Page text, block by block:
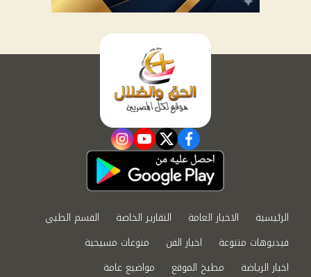
facebook
twitter
youtube
instagram
الرئيسية الاخبار العامة التقارير الخاصة
القسم الطبي
فيديوهات متنوعة
اخبار الفن
منوعات مسيحية
اخبار الرياضة
مطبخ الموقع مواضيع عامة